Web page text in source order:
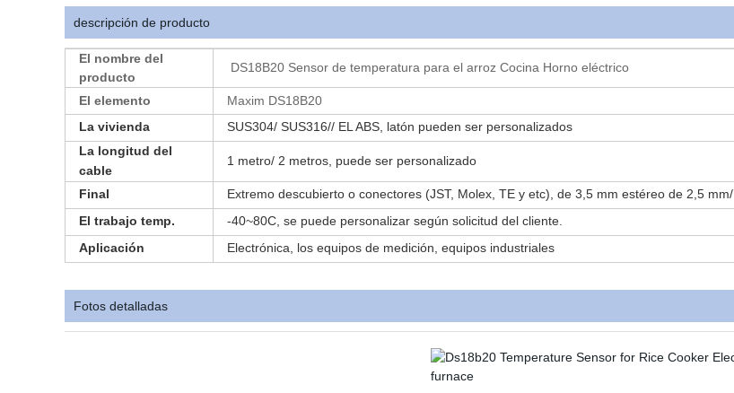
descripción de producto
El nombre del
producto
DS18B20 Sensor de temperatura para el arroz Cocina Horno eléctrico
El elemento
Maxim DS18B20
La vivienda
SUS304/ SUS316// EL ABS, latón pueden ser personalizados
La longitud del
cable
1 metro/ 2 metros, puede ser personalizado
Final
Extremo descubierto o conectores (JST, Molex, TE y etc), de 3,5 mm estéreo de 2,5 mm/
El trabajo temp.
-40~80C, se puede personalizar según solicitud del cliente.
Aplicación
Electrónica, los equipos de medición, equipos industriales
Fotos detalladas